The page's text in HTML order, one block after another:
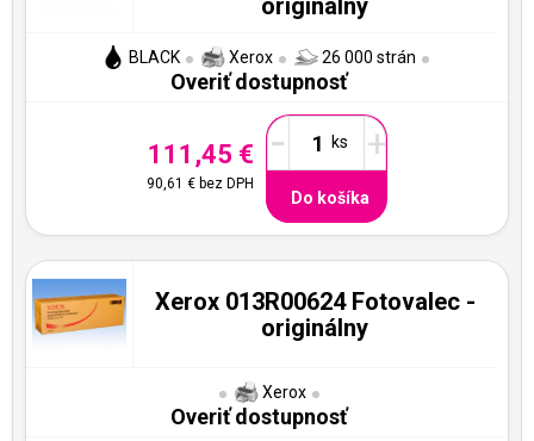
BLACK Xerox 26 000 strán
Overiť dostupnosť
111,45 €
90,61 € bez DPH
- +
Do košíka
Xerox 013R00624 Fotovalec -
originálny
Xerox
Overiť dostupnosť